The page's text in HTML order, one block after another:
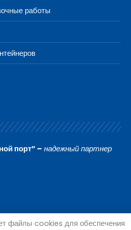
работы
порт” – надежный партнер
файлы cookies для обеспечения